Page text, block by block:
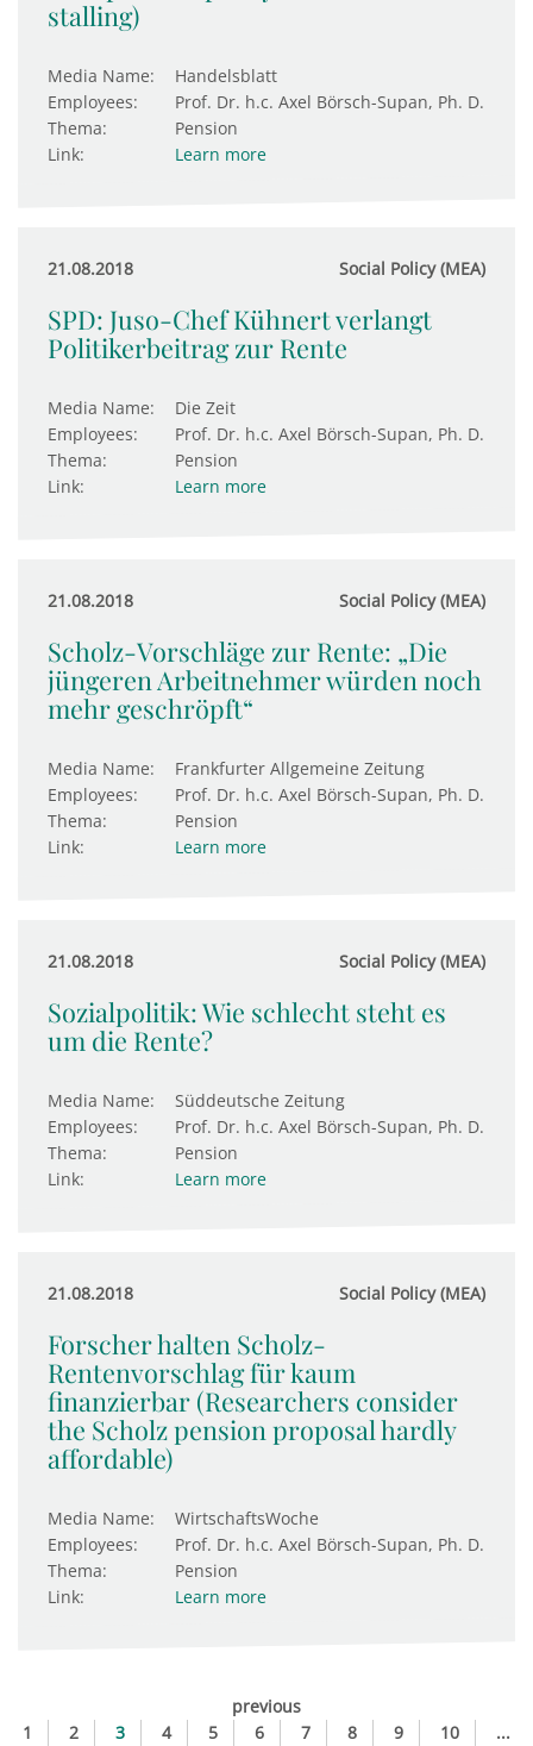
stalling)
Media Name:
Handelsblatt
Employees:
Prof. Dr. h.c. Axel Börsch-Supan, Ph. D.
Thema:
Pension
Link:
Learn more
21.08.2018 Social Policy (MEA)
SPD: Juso-Chef Kühnert verlangt
Politikerbeitrag zur Rente
Media Name:
Die Zeit
Employees:
Prof. Dr. h.c. Axel Börsch-Supan, Ph. D.
Thema:
Pension
Link:
Learn more
21.08.2018 Social Policy (MEA)
Scholz-Vorschläge zur Rente: „Die
jüngeren Arbeitnehmer würden noch
mehr geschröpft“
Media Name:
Frankfurter Allgemeine Zeitung
Employees:
Prof. Dr. h.c. Axel Börsch-Supan, Ph. D.
Thema:
Pension
Link:
Learn more
21.08.2018 Social Policy (MEA)
Sozialpolitik: Wie schlecht steht es
um die Rente?
Media Name:
Süddeutsche Zeitung
Employees:
Prof. Dr. h.c. Axel Börsch-Supan, Ph. D.
Thema:
Pension
Link:
Learn more
21.08.2018 Social Policy (MEA)
Forscher halten Scholz-
Rentenvorschlag für kaum
finanzierbar (Researchers consider
the Scholz pension proposal hardly
affordable)
Media Name:
WirtschaftsWoche
Employees:
Prof. Dr. h.c. Axel Börsch-Supan, Ph. D.
Thema:
Pension
Link:
Learn more
previous
1
2 3 4 5 6 7 8 9 10
...